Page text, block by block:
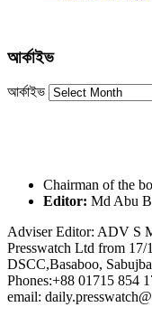
আর্কাইভ
আর্কাইভ
Chairman of the
Editor: Md Abu
Adviser Editor: ADV S
Presswatch Ltd from
DSCC,Basaboo,
Phones:+88 01715 854
email: